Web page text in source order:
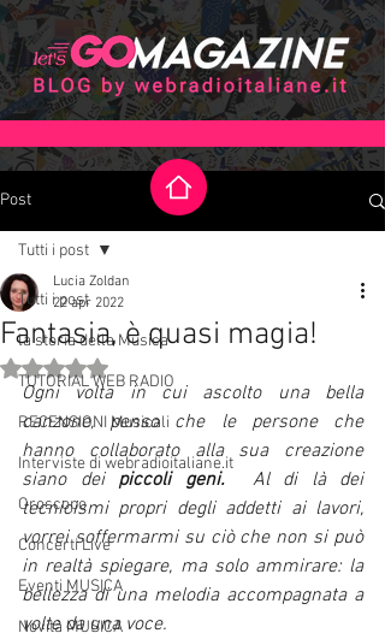
Post
Tutti i post
la storia della Musica
TUTORIAL WEB RADIO
RECENSIONI Musicali
Interviste di webradioitaliane.it
Oroscopo
Concerti Live
Eventi MUSICA
Novità MUSICA
Tutti i post
Fantasia, è quasi magia!
Lucia Zoldan
22 apr 2022
Valutazione NaN stelle su 5.
Ogni volta in cui ascolto una bella
canzone, penso che le persone che
hanno collaborato alla sua creazione
siano dei piccoli geni.
  Al di là dei
tecnicismi propri degli addetti ai lavori,
vorrei soffermarmi su ciò che non si può
in realtà spiegare, ma solo ammirare: la
bellezza di una melodia accompagnata a
volte da una voce.